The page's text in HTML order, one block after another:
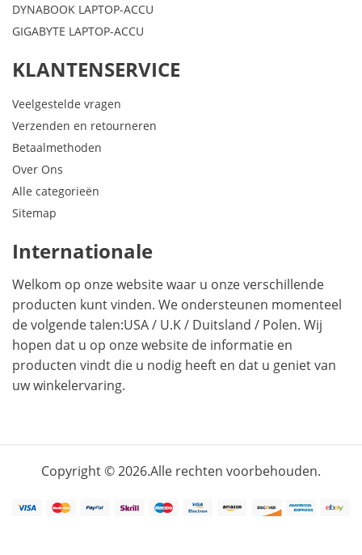
DYNABOOK LAPTOP-ACCU
GIGABYTE LAPTOP-ACCU
KLANTENSERVICE
Veelgestelde vragen
Verzenden en retourneren
Betaalmethoden
Over Ons
Alle categorieën
Sitemap
Internationale
Welkom op onze website waar u onze verschillende
producten kunt vinden. We ondersteunen momenteel
de volgende talen:USA/ U.K/ Duitsland / Polen. Wij
hopen dat u op onze website de informatie en
producten vindt die u nodig heeft en dat u geniet van
uw winkelervaring.
Copyright © 2026.Alle rechten voorbehouden.